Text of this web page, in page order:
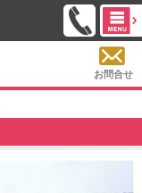
お問合せ